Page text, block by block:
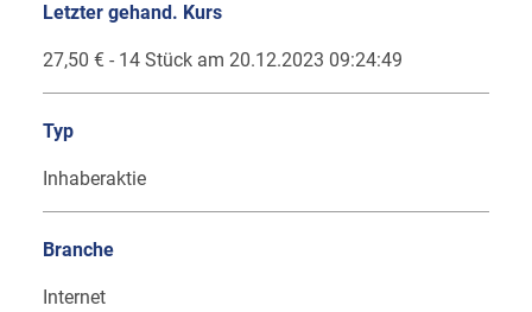
Letzter gehand. Kurs
27,50 € - 14 Stück am 20.12.2023 09:24:49
Typ
Inhaberaktie
Branche
Internet